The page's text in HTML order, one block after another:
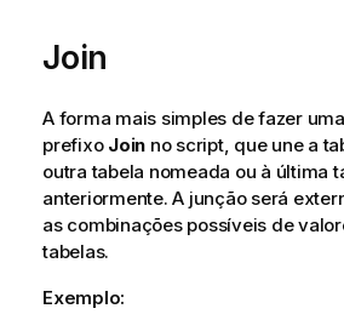
Join
A forma mais simples de fazer
prefixo Join no script, que une a
outra tabela nomeada ou à última
anteriormente. A junção será
as combinações possíveis de
tabelas.
Exemplo: